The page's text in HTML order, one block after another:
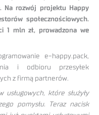
Na rozwój projektu Happy
społecznościowych.
1 mln zł, prowadzona we
e-happy.pack,
i odbioru przesyłek
z firmą partnerów.
które służyły
pomysłu. Teraz nacisk